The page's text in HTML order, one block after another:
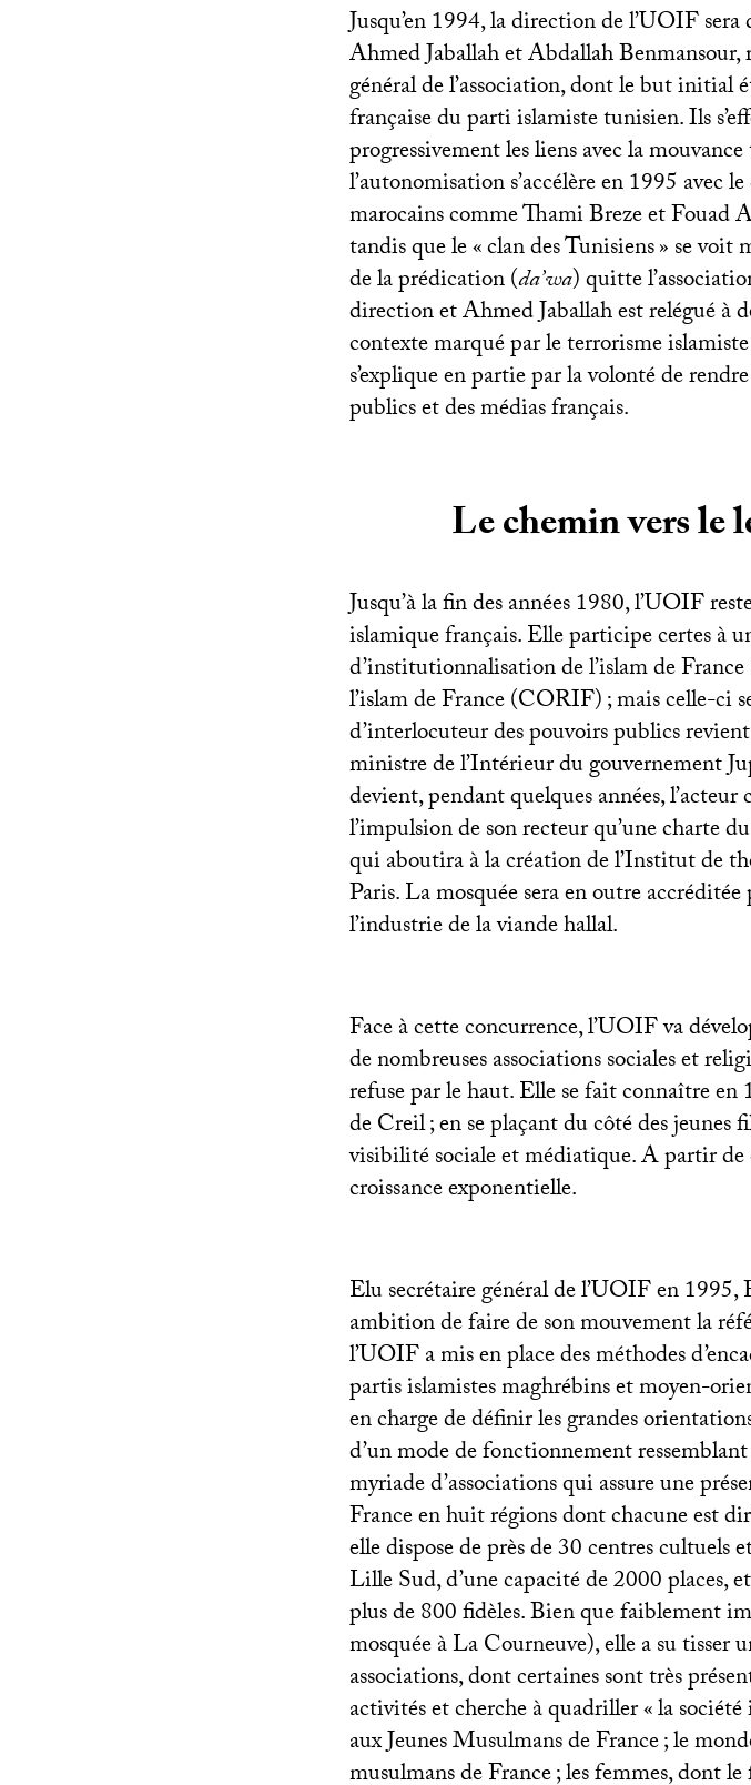
Jusqu’en 1994, la direction de l’UOIF
Ahmed Jaballah et Abdallah
général de l’association, dont le but initial
française du parti islamiste tunisien. Ils
progressivement les liens avec la
l’autonomisation s’accélère en 1995 avec
marocains comme Thami Breze et Fouad
tandis que le «clan des Tunisiens» se voit
de la prédication (da’wa) quitte
direction et Ahmed Jaballah est relégué à
contexte marqué par le terrorisme
s’explique en partie par la volonté de
publics et des médias français.
Le chemin vers le
Jusqu’à la fin des années 1980, l’UOIF
islamique français. Elle participe certes à
d’institutionnalisation de l’islam de
l’islam de France (CORIF); mais celle-ci
d’interlocuteur des pouvoirs publics
ministre de l’Intérieur du gouvernement
devient, pendant quelques années, l’acteur
l’impulsion de son recteur qu’une charte
qui aboutira à la création de l’Institut de
Paris. La mosquée sera en outre
l’industrie de la viande hallal.
Face à cette concurrence, l’UOIFva
de nombreuses associations sociales et
refuse par le haut. Elle se fait connaître en
de Creil; en se plaçant du côté des jeunes
visibilité sociale et médiatique. A partir
croissance exponentielle.
Elu secrétaire général de l’UOIFen 1995,
ambition de faire de son mouvement la
l’UOIFa mis en place des méthodes
partis islamistes maghrébins et moyen-
en charge de définir les grandes
d’un mode de fonctionnement
myriade d’associations qui assure une
France en huit régions dont chacune est
elle dispose de près de 30 centres cultuels
Lille Sud, d’une capacité de 2000 places,
plus de 800 fidèles. Bien que faiblement
mosquée à La Courneuve), elle a su tisser
associations, dont certaines sont très
activités et cherche à quadriller «la
aux Jeunes Musulmans de France; le
musulmans de France; les femmes, dont